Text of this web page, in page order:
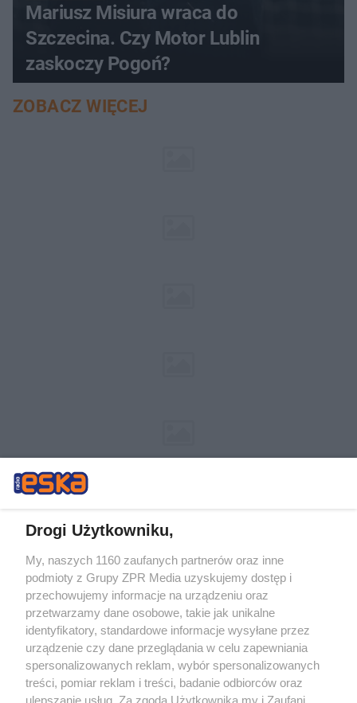
Mariusz Misiura wraca do
Szczecina. Czy Motor Lublin
zaskoczy Pogoń?
ZOBACZ WIĘCEJ
Żaden utwór zamieszczony w serwisie nie może być powielany i
rozpowszechniany lub dalej rozpowszechniany w jakikolwiek sposób (w
tym także elektroniczny lub mechaniczny) na jakimkolwiek polu
eksploatacji w jakiejkolwiek formie, włącznie z umieszczaniem w
Internecie bez pisemnej zgody właściciela praw. Jakiekolwiek użycie lub
wykorzystanie utworów w całości lub w części z naruszeniem prawa,
tzn. bez właściwej zgody, jest zabronione pod groźbą kary i może być
ścigane prawnie.
Drogi Użytkowniku,
My, naszych 1160 zaufanych partnerów oraz inne
podmioty z Grupy ZPR Media uzyskujemy dostęp i
przechowujemy informacje na urządzeniu oraz
przetwarzamy dane osobowe, takie jak unikalne
identyfikatory, standardowe informacje wysyłane przez
urządzenie czy dane przeglądania w celu zapewniania
spersonalizowanych reklam, wybór spersonalizowanych
treści, pomiar reklam i treści, badanie odbiorców oraz
ulepszanie usług. Za zgodą Użytkownika my i Zaufani